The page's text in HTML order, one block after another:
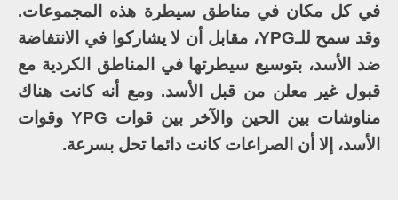
في كل مكان في مناطق سيطرة هذه المجموعات.
وقد سمح للـYPG، مقابل أن لا يشاركوا في الانتفاضة
ضد الأسد، بتوسيع سيطرتها في المناطق الكردية مع
قبول غير معلن من قبل الأسد. ومع أنه كانت هناك
مناوشات بين الحين والآخر بين قوات YPG وقوات
الأسد، إلا أن الصراعات كانت دائما تحل بسرعة.